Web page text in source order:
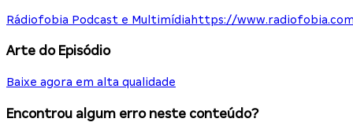
Rádiofobia Podcast e Multimídia https://
Arte do Episódio
Baixe agora em alta qualidade
Encontrou algum erro neste conteúdo?